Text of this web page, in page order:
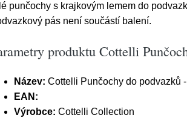
punčochy s krajkovým lemem do
pás není součástí balení.
produktu Cottelli
Název: Cottelli Punčochy do podvazků
EAN:
Výrobce: Cottelli Collection